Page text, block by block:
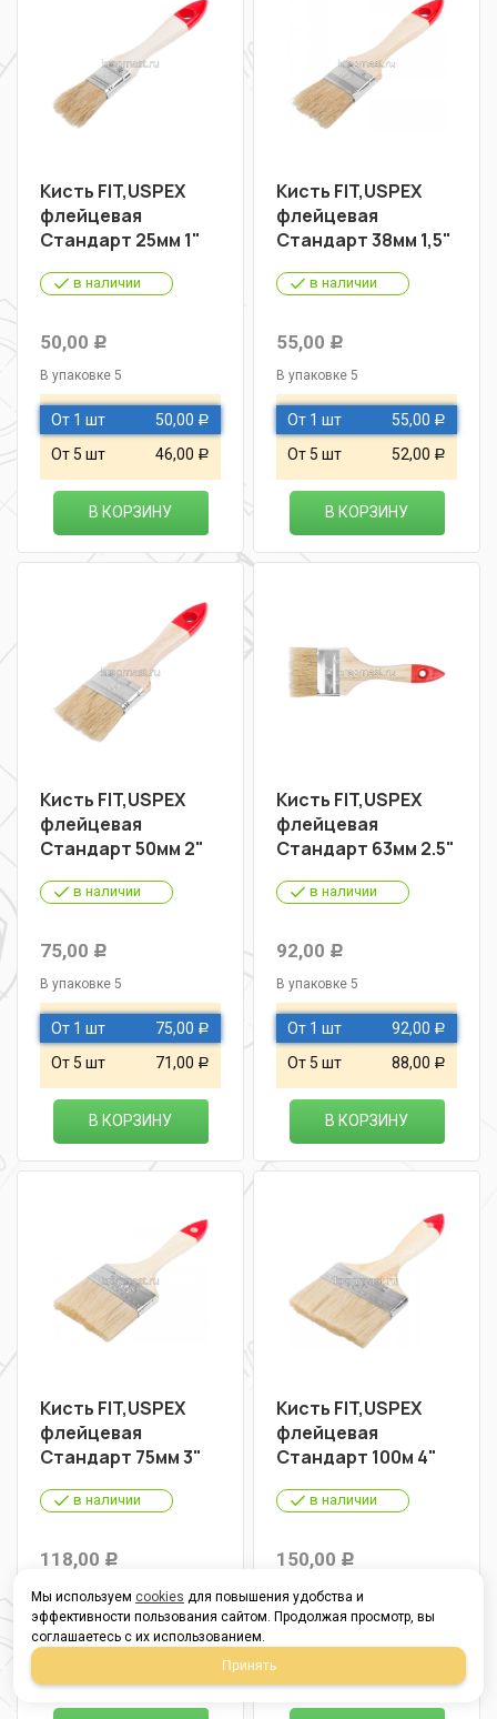
Кисть FIT,USPEX
флейцевая
Стандарт 25мм 1"
в наличии
50,00 Р
В упаковке 5
От 1 шт 50,00 Р
От 5 шт 46,00 Р
В КОРЗИНУ
Кисть FIT,USPEX
флейцевая
Стандарт 38мм 1,5"
в наличии
55,00 Р
В упаковке 5
От 1 шт 55,00 Р
От 5 шт 52,00 Р
В КОРЗИНУ
Кисть FIT,USPEX
флейцевая
Стандарт 50мм 2"
в наличии
75,00 Р
В упаковке 5
От 1 шт 75,00 Р
От 5 шт 71,00 Р
В КОРЗИНУ
Кисть FIT,USPEX
флейцевая
Стандарт 63мм 2.5"
в наличии
92,00 Р
В упаковке 5
От 1 шт 92,00 Р
От 5 шт 88,00 Р
В КОРЗИНУ
Кисть FIT,USPEX
флейцевая
Стандарт 75мм 3"
в наличии
118,00 Р
В упаковке 5
От 1 шт 118,00Р
Кисть FIT,USPEX
флейцевая
Стандарт 100м 4"
в наличии
150,00 Р
В упаковке 5
Мы используем cookies для повышения удобства и
эффективности пользования сайтом. Продолжая просмотр, вы
соглашаетесь с их использованием.
Принять